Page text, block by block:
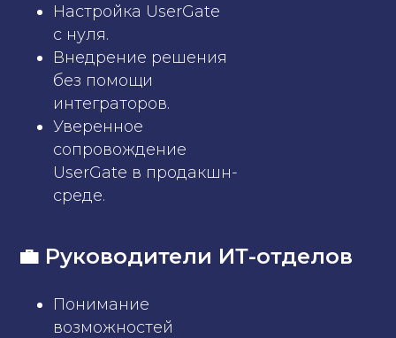
Настройка UserGate
с нуля.
Внедрение решения
без помощи
интеграторов.
Уверенное
сопровождение
UserGate в продакшн-
среде.
💼 Руководители ИТ-отделов
Понимание
возможностей